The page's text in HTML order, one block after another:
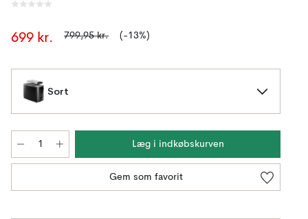
699 kr. 799,95 kr. (-13%)
Sort
Læg i indkøbskurven
Gem som favorit